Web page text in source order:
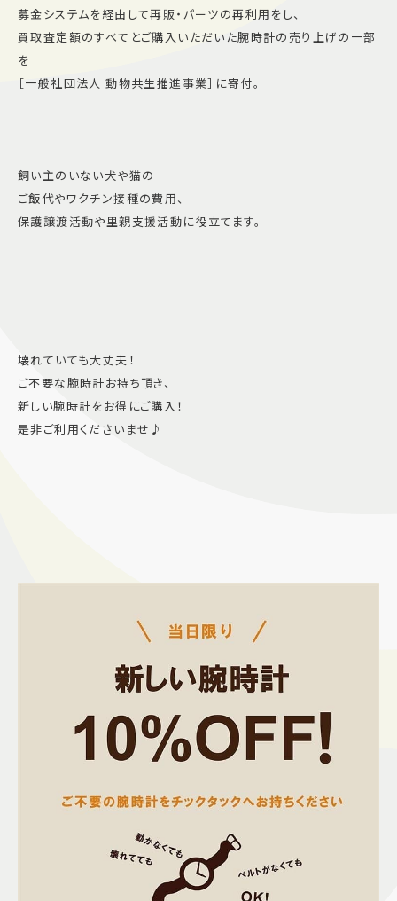
募金システムを経由して再販・パーツの再利用をし、
買取査定額のすべてとご購入いただいた腕時計の売り上げの一部
を
［一般社団法人 動物共生推進事業］に寄付。
飼い主のいない犬や猫の
ご飯代やワクチン接種の費用、
保護譲渡活動や里親支援活動に役立てます。
壊れていても大丈夫！
ご不要な腕時計お持ち頂き、
新しい腕時計をお得にご購入！
是非ご利用くださいませ♪